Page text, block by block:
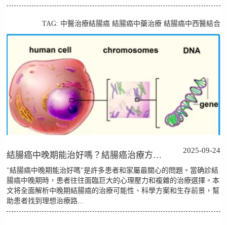
TAG: 中醫治療結腸癌 結腸癌中藥治療 結腸癌中西醫結合
結腸癌中晚期能治好嗎？結腸癌治療方案與生存希望解析 2025-09-24
"結腸癌中晚期能治好嗎"是許多患者和家屬最關心的問題。當确診結
腸癌中晚期時，患者往往面臨巨大的心理壓力和複雜的治療選擇。本
文将全面解析中晚期結腸癌的治療可能性、科學方案和生存前景，幫
助患者找到理想治療路...